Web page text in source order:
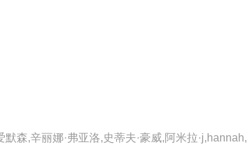
森,辛丽娜·弗亚洛,史蒂夫·豪威,阿米拉